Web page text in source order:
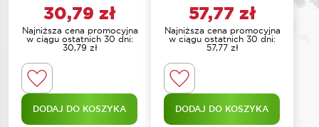
30,79 zł
Najniższa cena promocyjna
w ciągu ostatnich 30 dni:
30,79 zł
DODAJ DO KOSZYKA
57,77 zł
Najniższa cena promocyjna
w ciągu ostatnich 30 dni:
57,77 zł
DODAJ DO KOSZYKA